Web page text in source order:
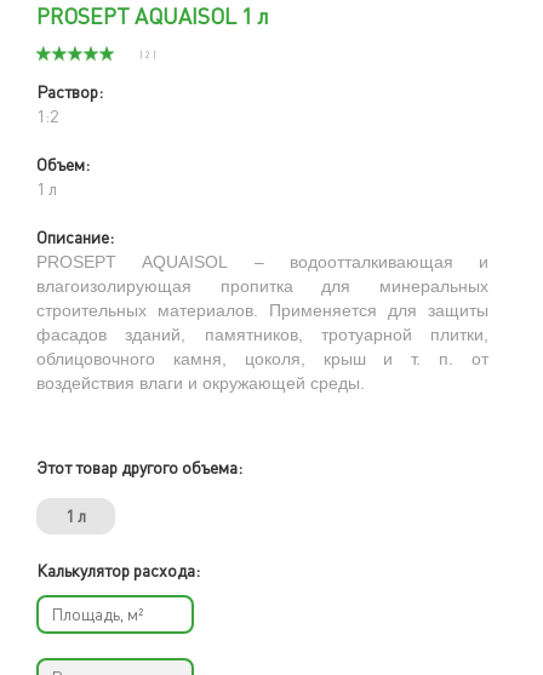
PROSEPT AQUAISOL 1 л
( 2 )
Раствор:
1:2
Объем:
1 л
Описание:
PROSEPTAQUAISOL
– водоотталкивающая и
влагоизолирующая пропитка для минеральных
строительных материалов. Применяется для защиты
фасадов зданий, памятников, тротуарной плитки,
облицовочного камня, цоколя, крыш и т. п. от
воздействия влаги и окружающей среды.
Этот товар другого объема:
1 л
Калькулятор расхода: